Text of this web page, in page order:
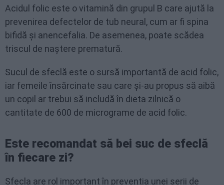
Acidul folic este o vitamină din grupul B care ajută la
prevenirea defectelor de tub neural, cum ar fi spina
bifidă și anencefalia. De asemenea, poate scădea
triscul de naștere prematură.
Sucul de sfeclă este o sursă importantă de acid folic,
iar femeile însărcinate sau care și-au propus să aibă
un copil ar trebui să includă în dieta zilnică o
cantitate de 600 de micrograme de acid folic.
Este recomandat să bei suc de sfeclă
în fiecare zi?
Sfecla are rol important în prevenția unei serii de